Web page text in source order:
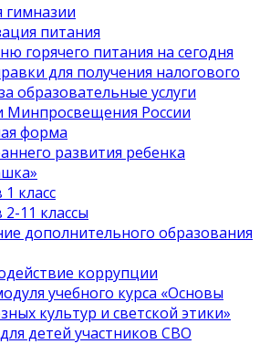
гимназии
питания
горячего питания на сегодня
для получения налогового
образовательные услуги
Минпросвещения России
форма
развития ребенка
класс
11 классы
дополнительного образования
коррупции
учебного курса «Основы
культур и светской этики»
детей участников СВО